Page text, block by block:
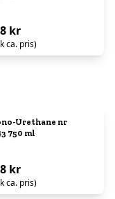
kr
ca. pris)
Urethane nr
750 ml
kr
ca. pris)